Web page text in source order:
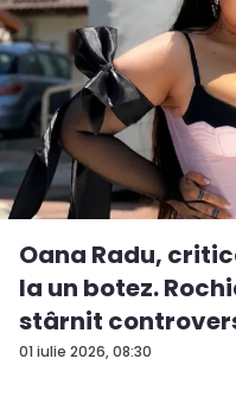
01 iulie 2026, 08:30
Oana Radu,
la un botez.
stârnit